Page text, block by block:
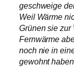
geschweige
Weil Wärme
Grünen sie zur
Fernwärme
noch nie in
gewohnt